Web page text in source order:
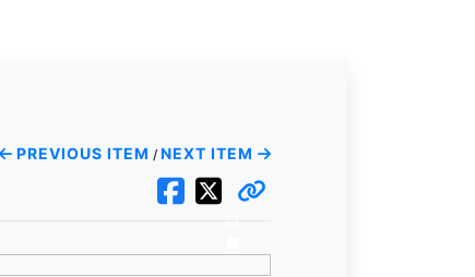
PREVIOUS ITEM / NEXT ITEM